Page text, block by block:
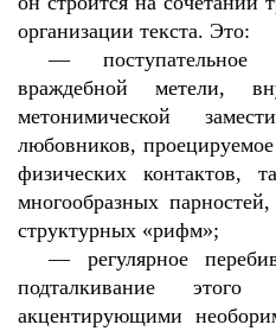
организации текста. Это:
—
враждебной метели,
метонимической
любовников,
физических
многообразных
структурных «рифм»;
— регулярное
подталкивание этого
акцентирующими